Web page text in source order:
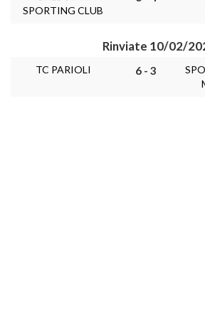
SPORTING CLUB
Rinviate 10/02/
TC PARIOLI 6 - 3